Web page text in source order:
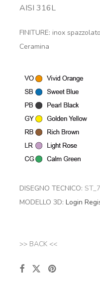
AISI 316L
FINITURE: inox
Ceramina
DISEGNO TECNICO:
MODELLO 3D: Login
>> BACK <<